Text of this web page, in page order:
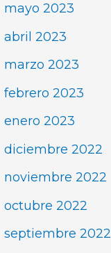
mayo 2023
abril 2023
marzo 2023
febrero 2023
enero 2023
diciembre 2022
noviembre 2022
octubre 2022
septiembre 2022